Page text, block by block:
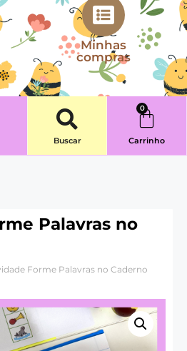
Minhas
compras
Buscar
0
Carrinho
Palavras no
Forme Palavras no Caderno